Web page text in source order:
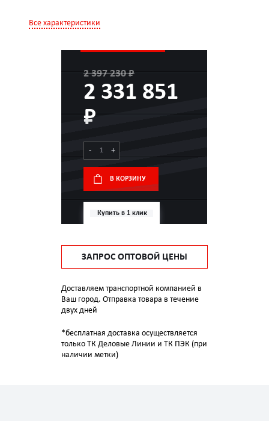
Все характеристики
2 397 230 ₽
2 331 851
₽
- +
В КОРЗИНУ
Купить в 1 клик
ЗАПРОС ОПТОВОЙ ЦЕНЫ
Доставляем транспортной компанией в
Ваш город. Отправка товара в течение
двух дней
*бесплатная доставка осуществляется
только ТК Деловые Линии и ТК ПЭК (при
наличии метки)